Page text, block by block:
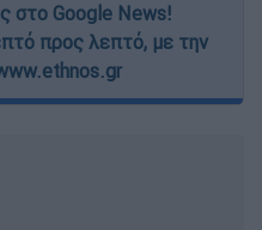
στο Google News!
προς λεπτό, με την